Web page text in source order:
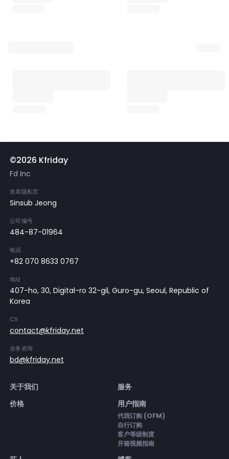
©2026 Kfriday
Fd Inc
首席隐私官
Sinsub Jeong
公司编号
484-87-01964
电话
+82 070 8633 0767
地址
407-ho, 30, Digital-ro 32-gil, Guro-gu, Seoul, Republic of
Korea
CS
contact@kfriday.net
业务咨询
bd@kfriday.net
关于我们
服务
价格
用户指南
代我订购 (OFM)
自行订购
客户等级制度
开箱视频指南